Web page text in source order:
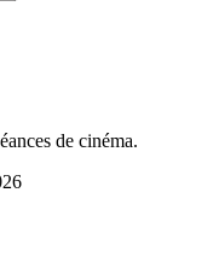
de cinéma.